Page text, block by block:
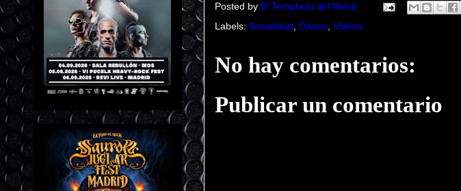
Posted by El Templario del Metal
Labels: Actualidad Discos Videos
No hay comentarios:
Publicar un comentario